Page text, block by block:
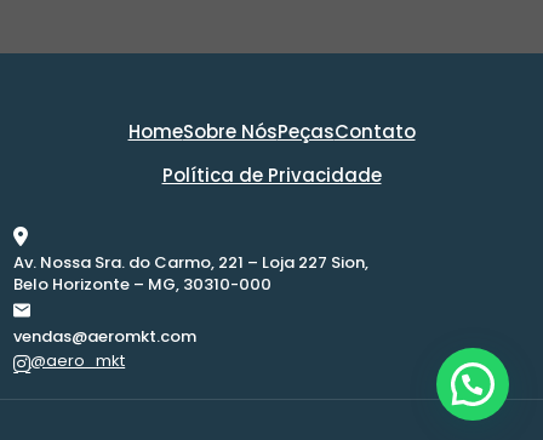
HomeSobre NósPeçasContato
Política de Privacidade
Av. Nossa Sra. do Carmo, 221 – Loja 227 Sion,
Belo Horizonte – MG, 30310-000
vendas@aeromkt.com
@aero_mkt